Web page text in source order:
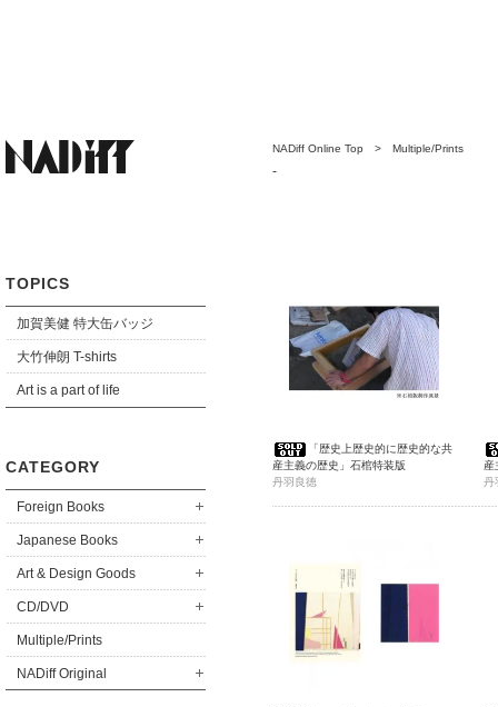
TOPICS
加賀美健 特大缶バッジ
大竹伸朗 T-shirts
Art is a part of life
CATEGORY
Foreign Books
Japanese Books
Art & Design Goods
CD/DVD
Multiple/Prints
NADiff Original
NADiff Online Top > Multiple/Prints
-
「歴史上歴史的に歴史的な共
産主義の歴史」石棺特装版
丹羽良徳
産
丹